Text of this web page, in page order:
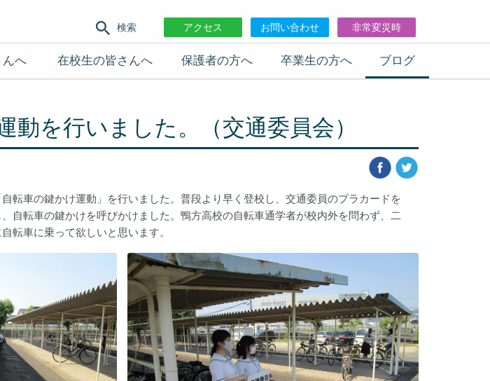
検索 アクセス お問い合わせ 非常変災時
んへ 在校生の皆さんへ 保護者の方へ 卒業生の方へ ブログ
動を行いました。（交通委員会）
転車の鍵かけ運動」を行いました。普段より早く登校し、交通委員のプラカードを
自転車の鍵かけを呼びかけました。鴨方高校の自転車通学者が校内外を問わず、二
転車に乗って欲しいと思います。